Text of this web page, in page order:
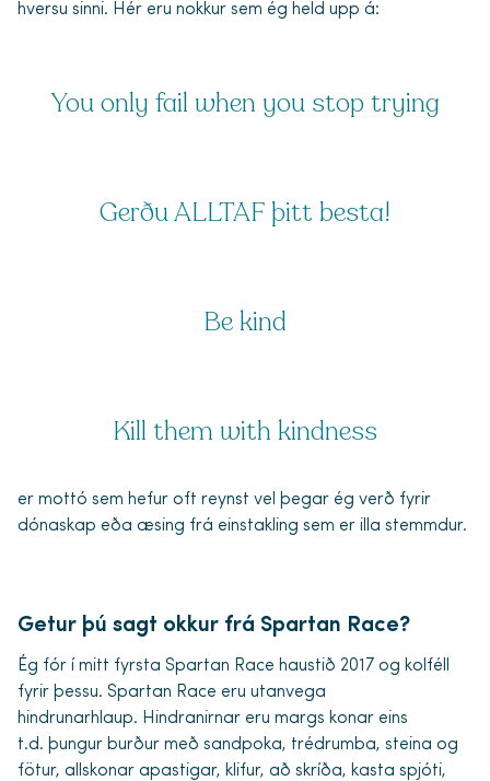
hversu sinni. Hér eru nokkur sem ég held upp á:
You only fail when you stop trying
Gerðu ALLTAF þitt besta!
Be kind
Kill them with kindness
er mottó sem hefur oft reynst vel þegar ég verð fyrir
dónaskap eða æsing frá einstakling sem er illa stemmdur.
Getur þú sagt okkur frá Spartan Race?
Ég fór í mitt fyrsta Spartan Race haustið 2017 og kolféll
fyrir þessu. Spartan Race eru utanvega
hindrunarhlaup. Hindranirnar eru margs konar eins
t.d. þungur burður með sandpoka, trédrumba, steina og
fötur, allskonar apastigar, klifur, að skríða, kasta spjóti,